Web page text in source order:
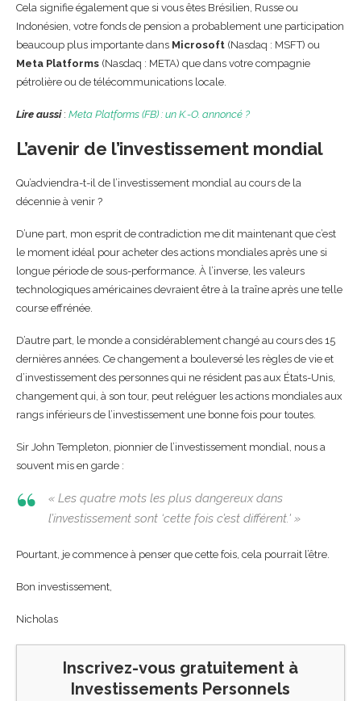
Cela signifie également que si vous êtes Brésilien, Russe ou
Indonésien, votre fonds de pension a probablement une participation
beaucoup plus importante dans Microsoft (Nasdaq : MSFT) ou
Meta Platforms (Nasdaq : META) que dans votre compagnie
pétrolière ou de télécommunications locale.
Lire aussi: Meta Platforms (FB) : un K.-O. annoncé ?
L’avenir de l’investissement mondial
Qu’adviendra-t-il de l’investissement mondial au cours de la
décennie à venir ?
D’une part, mon esprit de contradiction me dit maintenant que c’est
le moment idéal pour acheter des actions mondiales après une si
longue période de sous-performance. À l’inverse, les valeurs
technologiques américaines devraient être à la traîne après une telle
course effrénée.
D’autre part, le monde a considérablement changé au cours des 15
dernières années. Ce changement a bouleversé les règles de vie et
d’investissement des personnes qui ne résident pas aux États-Unis,
changement qui, à son tour, peut reléguer les actions mondiales aux
rangs inférieurs de l’investissement une bonne fois pour toutes.
Sir John Templeton, pionnier de l’investissement mondial, nous a
souvent mis en garde :
« Les quatre mots les plus dangereux dans
l’investissement sont ‘cette fois c’est différent.' »
Pourtant, je commence à penser que cette fois, cela pourrait l’être.
Bon investissement,
Nicholas
Inscrivez-vous gratuitement à
Investissements Personnels